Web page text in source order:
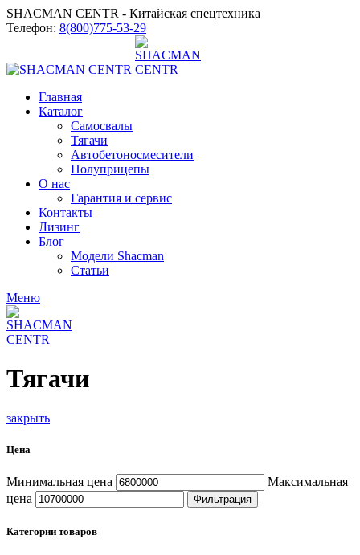
SHACMAN CENTR - Китайская спецтехника
Телефон: 8(800)775-53-29
Главная
Каталог
Самосвалы
Тягачи
Автобетоносмесители
Полуприцепы
О нас
Гарантия и сервис
Контакты
Лизинг
Блог
Модели Shacman
Статьи
Меню
Тягачи
закрыть
Цена
Минимальная цена
Максимальная
цена
Фильтрация
Категории товаров